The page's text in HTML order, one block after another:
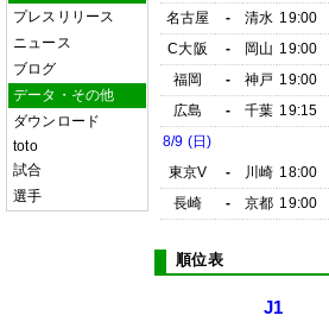
プレスリリース
ニュース
ブログ
データ・その他
ダウンロード
toto
試合
選手
名古屋
- 清水 19:00
C大阪
- 岡山 19:00
福岡
- 神戸 19:00
広島
- 千葉 19:15
8/9 (日)
東京V
- 川崎 18:00
長崎
- 京都 19:00
順位表
J1